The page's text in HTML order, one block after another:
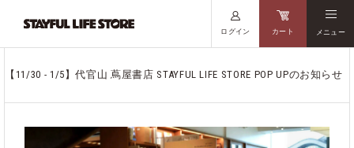
ログイン カート メニュー
【11/30 - 1/5】代官山 蔦屋書店 STAYFUL LIFE STORE POP UPのお知らせ